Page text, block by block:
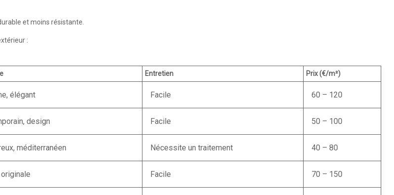
et moins résistante.
:
Entretien Prix (€/m²)
élégant Facile 60 – 120
design Facile 50 – 100
méditerranéen Nécessite un traitement 40 – 80
Facile 70 – 150